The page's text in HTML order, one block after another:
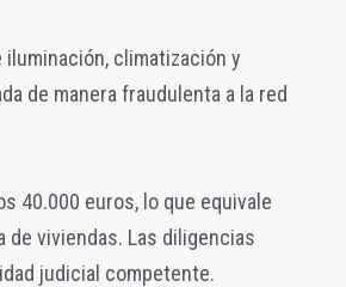
climatización y
de manera fraudulenta a la red
40.000 euros, lo que equivale
de viviendas. Las diligencias
judicial competente.